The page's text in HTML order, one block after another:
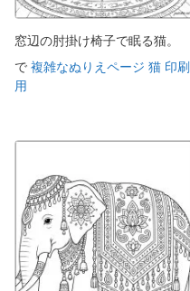
窓辺の肘掛け椅子で眠る猫。
で 複雑なぬりえページ 猫 印刷
用